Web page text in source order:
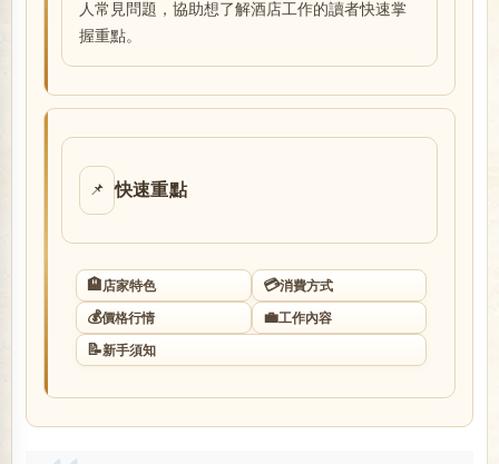
人常見問題，協助想了解酒店工作的讀者快速掌
握重點。
📌 快速重點
🏨店家特色 💳消費方式
💰價格行情 💼工作內容
📝新手須知